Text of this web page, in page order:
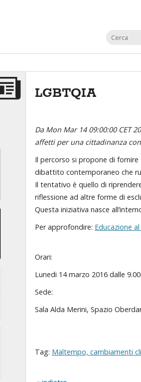
LGBTQIA
Da Mon Mar 14 09:00:00 CET
affetti per una cittadinanza
Il percorso si propone di
dibattito contemporaneo che
Il tentativo è quello di
riflessione ad altre forme di
Questa iniziativa nasce
Per approfondire: Educazione
Orari:
Lunedi 14 marzo 2016 dalle
Sede:
Sala Alda Merini, Spazio
Tag: Maltempo, cambiamenti